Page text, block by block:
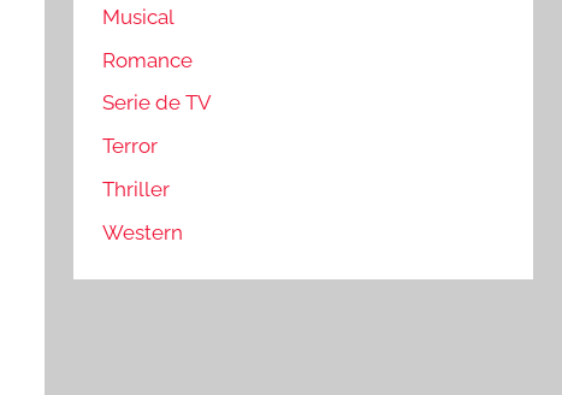
Musical
Romance
Serie de TV
Terror
Thriller
Western